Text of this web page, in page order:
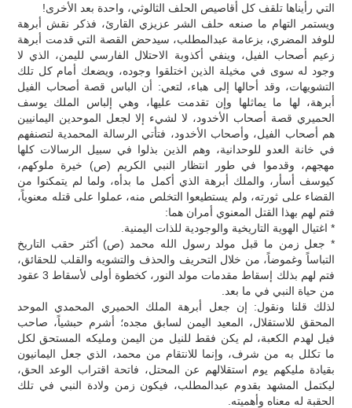
التي رأيناها تلقف كل أقاصيص الحلف الثالوثي، واحدة بعد الأخرى!
ويستمر التهام ما صنعه حلف الشر عزيزي القارئ، فذكر نقش أبرهة
للوفد المضري، بزعامة عبدالمطلب، سيدحض القصة التي قدمت أبرهة
زعيم أصحاب الفيل، وينفي أكذوبة الاحتلال الفارسي لليمن، الذي لا
وجود له سوى في مخيلة الذين اختلقوا وجوده، ويضعك أمام كل تلك
التشويهات، وقد أحالها إلى هباء، لتعي: أن الباس قصة أصحاب الفيل
أبرهة، لها ما يماثلها وإن تقدمت عليها، وهي إلباس الملك يوسف
الحميري قصة أصحاب الأخدود، لا لشيء إلا لجعل الموحدين اليمانيين
هم أصحاب الفيل، وأصحاب الأخدود، فتأتي الرسالة المحمدية لتصنفهم
في خانة العدو للوحدانية، وهم الذين بذلوا في سبيل الرسالات كلها
مهجهم، وقدموا في طور انتظار النبي الكريم (ص) خيرة ملوكهم،
كيوسف أسأر، والملك أبرهة الذي أكمل ما بدأه، ولما لم يتمكنوا من
القضاء على ثورته، ولم يستطيعوا التخلص منه، عملوا على قتله معنوياً،
فتم لهم بهذا القتل المعنوي أمران هما:
* اغتيال الهوية التاريخية والوجودية للذات اليمنية.
* جعل زمن ما قبل مولد رسول الله محمد (ص) أكثر حقب التاريخ
التباساً وغموضاً، من خلال التحريف والحذف والتشويه والقلب للحقائق،
فتم لهم بذلك إسقاط مقدمات مولد النور، كخطوة أولى لأسقاط 3 عقود
من حياة النبي في ما بعد.
لذلك قلنا ونقول: إن جعل أبرهة الملك الحميري المحمدي الموحد
المحقق للاستقلال، المعيد اليمن لسابق مجده؛ أشرم حبشياً، صاحب
فيل لهدم الكعبة، لم يكن فقط للنيل من اليمن ومليكه المستحق لكل
ما تكلل به من شرف، وإنما للانتقام من محمد، الذي جعل اليمانيون
بقيادة مليكهم يوم استقلالهم عن المحتل، فاتحة اقتراب الوعد الحق،
ليكتمل المشهد بقدوم عبدالمطلب، فيكون زمن ولادة النبي في تلك
الحقبة له معناه وأهميته.